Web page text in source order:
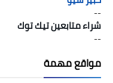
--
شراء متابعين تيك توك
--
مواقع مهمة